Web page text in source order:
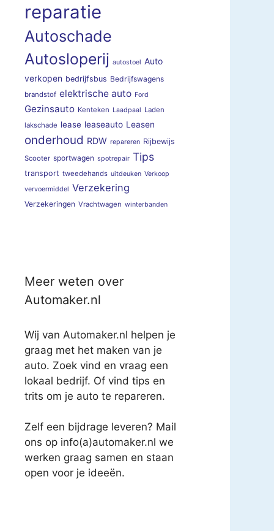
reparatie
Autoschade
Autosloperij autostoel Auto
verkopen bedrijfsbus Bedrijfswagens
brandstof elektrische auto Ford
Gezinsauto Kenteken Laadpaal Laden
lakschade lease leaseauto Leasen
onderhoud RDW repareren Rijbewijs
Scooter sportwagen spotrepair Tips
transport tweedehands uitdeuken Verkoop
vervoermiddel Verzekering
Verzekeringen Vrachtwagen winterbanden
Meer weten over
Automaker.nl
Wij van Automaker.nl helpen je
graag met het maken van je
auto. Zoek vind en vraag een
lokaal bedrijf. Of vind tips en
trits om je auto te repareren.
Zelf een bijdrage leveren? Mail
ons op info(a)automaker.nl we
werken graag samen en staan
open voor je ideeën.